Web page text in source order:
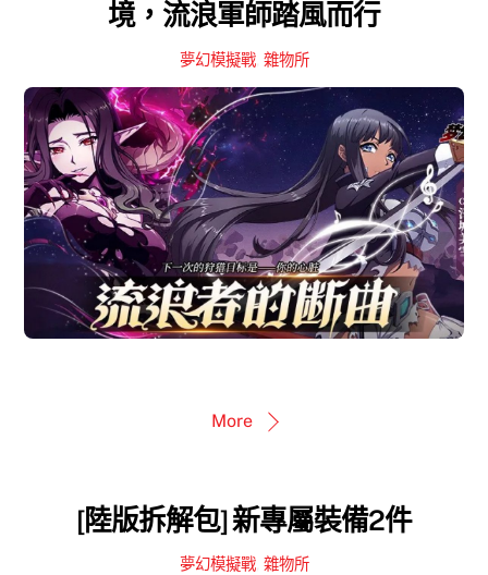
境，流浪軍師踏風而行
夢幻模擬戰, 雜物所
More
[陸版拆解包] 新專屬裝備2件
夢幻模擬戰, 雜物所